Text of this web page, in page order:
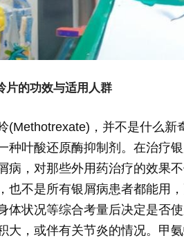
片的功效与适用人群
(Methotrexate)，并不是什么
种叶酸还原酶抑制剂。在治疗
病，对那些外用药治疗的效果
也不是所有银屑病患者都能用
体状况等综合考量后决定是否
大，或伴有关节炎的情况。甲